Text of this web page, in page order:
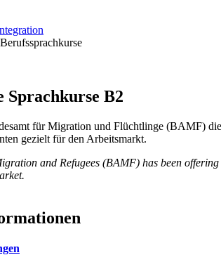
Berufssprachkurse
Sprachkurse B2
für Migration und Flüchtlinge (BAMF)
gezielt für den Arbeitsmarkt.
and Refugees (BAMF) has been